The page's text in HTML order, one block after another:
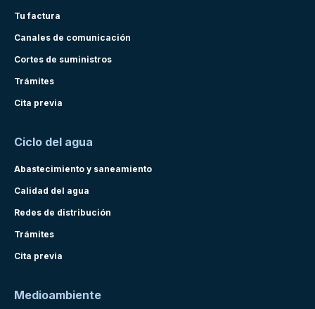
Tu factura
Canales de comunicación
Cortes de suministros
Trámites
Cita previa
Ciclo del agua
Abastecimiento y saneamiento
Calidad del agua
Redes de distribución
Trámites
Cita previa
Medioambiente